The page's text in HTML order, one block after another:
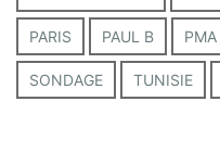
PARIS PAUL B PMA
SONDAGE TUNISIE